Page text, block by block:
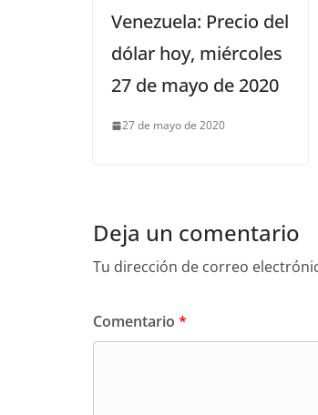
Venezuela: Precio del
dólar hoy, miércoles
27 de mayo de 2020
27 de mayo de 2020
Deja un comentario
Tu dirección de correo
Comentario *